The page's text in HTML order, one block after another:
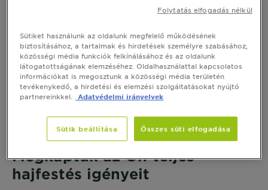
szüksége van a hibátlan, gyökérfürdőtől
kezdődő hajfestéshez otthon.
VÁSÁROLJON MOST
Megkaptuk az Ön teljes
hajfestés igényeit
Sütiket használunk az oldalunk megfelelő működésének
biztosításához, a tartalmak és hirdetések személyre szabásához,
közösségi média funkciók felkínálásához és az oldalunk
látogatottságának elemzéséhez. Oldalhasználattal kapcsolatos
információkat is megosztunk a közösségi média területén
tevékenykedő, a hirdetési és elemzési szolgáltatásokat nyújtó
partnereinkkel.
Adatvédelmi irányelvek
Sütik beállítása Összes süti elfogadása
Folytatás elfogadás nélkül